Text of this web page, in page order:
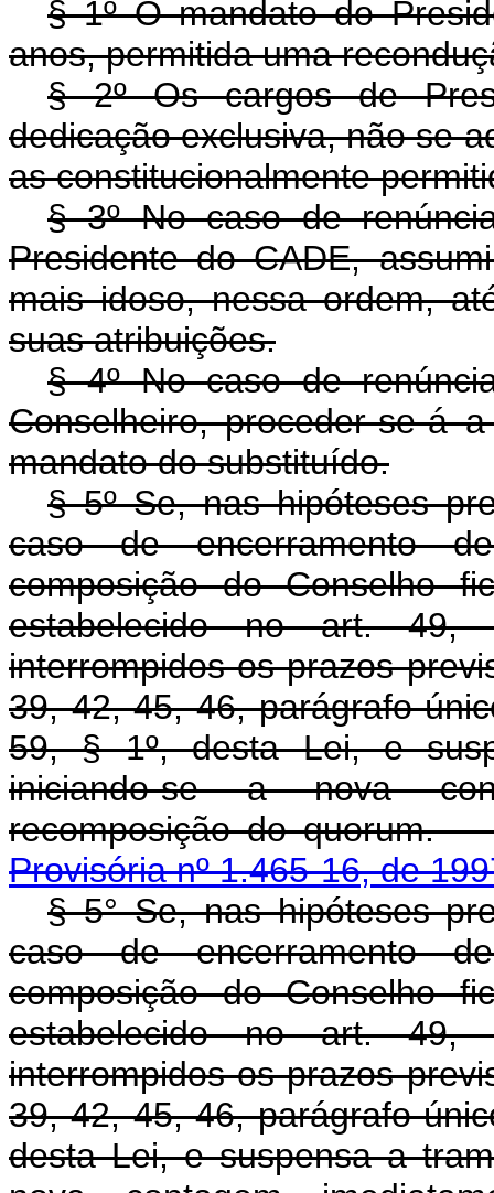
§ 1º O mandato do
anos, permitida uma
§ 2º Os cargos de
dedicação exclusiva, não se
as constitucionalmente
§ 3º No caso de
Presidente do CADE,
mais idoso, nessa ordem,
suas atribuições.
§ 4º No caso de
Conselheiro, proceder-se-á
mandato do substituído.
§ 5º Se, nas hipóteses
caso de encerramento
composição do Conselho
estabelecido no art. 49,
interrompidos os prazos
39, 42, 45, 46, parágrafo
59, § 1º, desta Lei, e
iniciando-se a nova
recomposição do
Provisória nº 1.465-16, de
§ 5° Se, nas hipóteses
caso de encerramento
composição do Conselho
estabelecido no art. 49,
interrompidos os prazos
39, 42, 45, 46, parágrafo
desta Lei, e suspensa a